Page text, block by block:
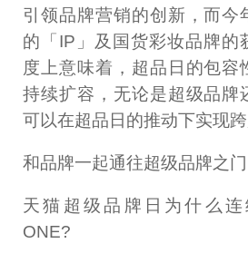
引领品牌营销的创新，而今
的「IP」及国货彩妆品牌的
度上意味着，超品日的包容
持续扩容，无论是超级品牌
可以在超品日的推动下实现跨
和品牌一起通往超级品牌之门
天猫超级品牌日为什么
ONE?